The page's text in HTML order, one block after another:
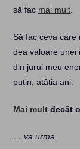
să fac mai mult
Să fac ceva care
dea valoare unei
din jurul meu
puțin, atâția ani.
Mai mult decât
… va urma